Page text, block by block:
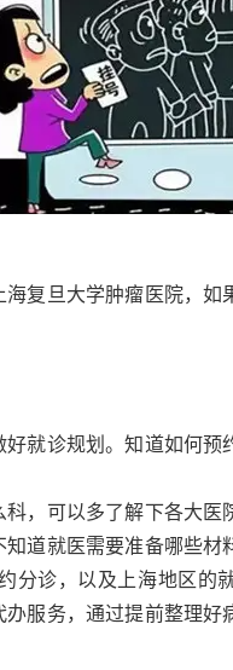
复旦大学肿瘤医院，
就诊规划。知道如何预
，可以多了解下各大医
道就医需要准备哪些材
分诊，以及上海地区的
服务，通过提前整理好